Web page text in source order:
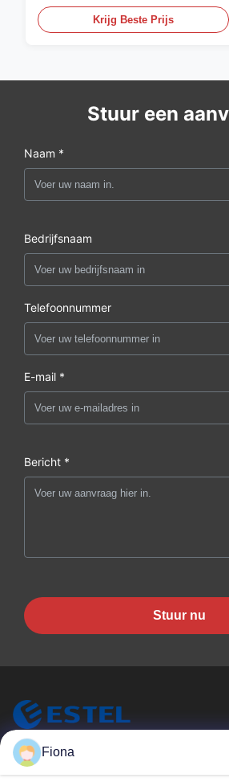
energieopslag behuizing
Krijg Beste Prijs
Stuur een
Naam *
Bedrijfsnaam
Telefoonnummer
E-mail *
Bericht *
Stuur nu
ESTEL (GUANGDONG)
Fiona